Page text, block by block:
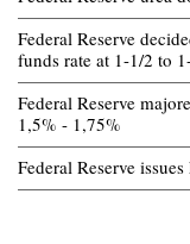
Federal Reserve
funds rate at 1-1/2 to
Federal Reserve
1,5% - 1,75%
Federal Reserve